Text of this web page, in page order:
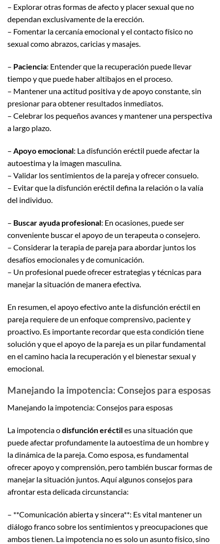
– Explorar otras formas de afecto y placer sexual que no
dependan exclusivamente de la erección.
– Fomentar la cercanía emocional y el contacto físico no
sexual como abrazos, caricias y masajes.
– Paciencia: Entender que la recuperación puede llevar
tiempo y que puede haber altibajos en el proceso.
– Mantener una actitud positiva y de apoyo constante, sin
presionar para obtener resultados inmediatos.
– Celebrar los pequeños avances y mantener una perspectiva
a largo plazo.
– Apoyo emocional: La disfunción eréctil puede afectar la
autoestima y la imagen masculina.
– Validar los sentimientos de la pareja y ofrecer consuelo.
– Evitar que la disfunción eréctil defina la relación o la valía
del individuo.
– Buscar ayuda profesional: En ocasiones, puede ser
conveniente buscar el apoyo de un terapeuta o consejero.
– Considerar la terapia de pareja para abordar juntos los
desafíos emocionales y de comunicación.
– Un profesional puede ofrecer estrategias y técnicas para
manejar la situación de manera efectiva.
En resumen, el apoyo efectivo ante la disfunción eréctil en
pareja requiere de un enfoque comprensivo, paciente y
proactivo. Es importante recordar que esta condición tiene
solución y que el apoyo de la pareja es un pilar fundamental
en el camino hacia la recuperación y el bienestar sexual y
emocional.
Manejando la impotencia: Consejos para esposas
Manejando la impotencia: Consejos para esposas
La impotencia odisfunción eréctiles una situación que
puede afectar profundamente la autoestima de un hombre y
la dinámica de la pareja. Como esposa, es fundamental
ofrecer apoyo y comprensión, pero también buscar formas de
manejar la situación juntos. Aquí algunos consejos para
afrontar esta delicada circunstancia:
– **Comunicación abierta y sincera**: Es vital mantener un
diálogo franco sobre los sentimientos y preocupaciones que
ambos tienen. La impotencia no es solo un asunto físico, sino